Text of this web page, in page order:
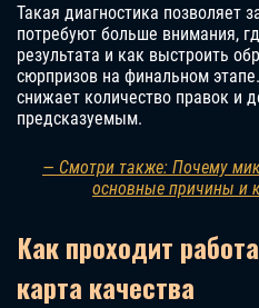
Такая диагностика позволяет
потребуют больше внимания,
результата и как выстроить
сюрпризов на финальном
снижает количество правок и
предсказуемым.
— Смотри также: Почему
основные причины и
Как проходит
карта качества